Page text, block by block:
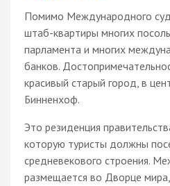
Помимо Международного
штаб-квартиры многих
парламента и многих
банков.
красивый старый город, в
Бинненхоф.
Это резиденция
которую туристы должны
средневекового строения.
размещается во Дворце